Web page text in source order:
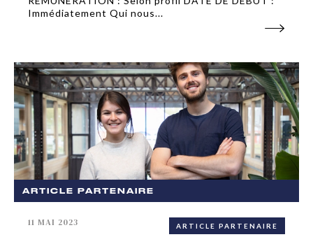
Immédiatement Qui nous...
ARTICLE PARTENAIRE
ARTICLE PARTENAIRE
11 MAI 2023